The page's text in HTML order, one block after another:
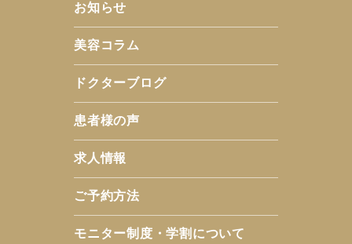
お知らせ
美容コラム
ドクターブログ
患者様の声
求人情報
ご予約方法
モニター制度・学割について